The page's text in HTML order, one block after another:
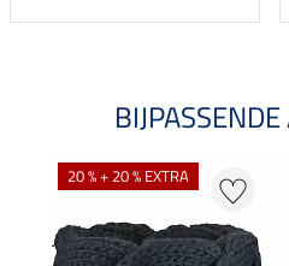
20 % + 20 % EXTRA